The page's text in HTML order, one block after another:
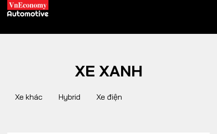
XE XANH
XE XANH
Xe khác Hybrid Xe điện